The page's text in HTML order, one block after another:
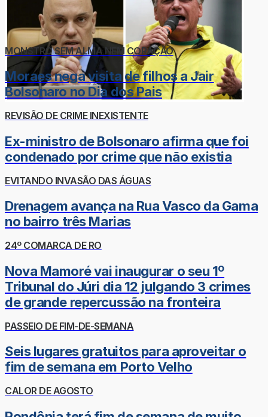
MONSTRO SEM ALMA NEM CORAÇÃO
Moraes nega visita de filhos a Jair
Bolsonaro no Dia dos Pais
REVISÃO DE CRIME INEXISTENTE
Ex-ministro de Bolsonaro afirma que foi
condenado por crime que não existia
EVITANDO INVASÃO DAS ÁGUAS
Drenagem avança na Rua Vasco da Gama
no bairro três Marias
24º COMARCA DE RO
Nova Mamoré vai inaugurar o seu 1º
Tribunal do Júri dia 12 julgando 3 crimes
de grande repercussão na fronteira
PASSEIO DE FIM-DE-SEMANA
Seis lugares gratuitos para aproveitar o
fim de semana em Porto Velho
CALOR DE AGOSTO